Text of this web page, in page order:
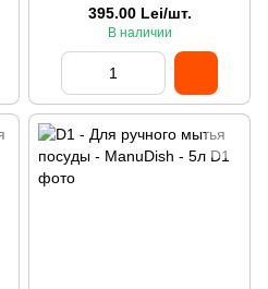
395.00 Lei/шт.
В наличии